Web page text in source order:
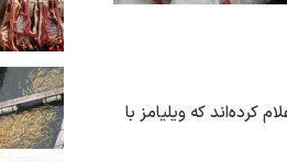
کرده‌اند که ویلیامز با